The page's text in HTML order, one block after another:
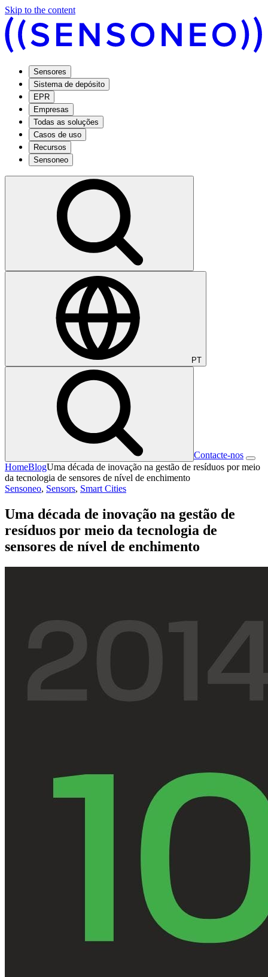
Skip to the content
Sensores
Sistema de depósito
EPR
Empresas
Todas as soluções
Casos de uso
Recursos
Sensoneo
PT
Contacte-nos
HomeBlogUma década de inovação na gestão de resíduos por meio
da tecnologia de sensores de nível de enchimento
Sensoneo, Sensors, Smart Cities
Uma década de inovação na gestão de
resíduos por meio da tecnologia de
sensores de nível de enchimento